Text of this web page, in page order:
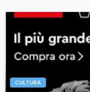
CULTURA